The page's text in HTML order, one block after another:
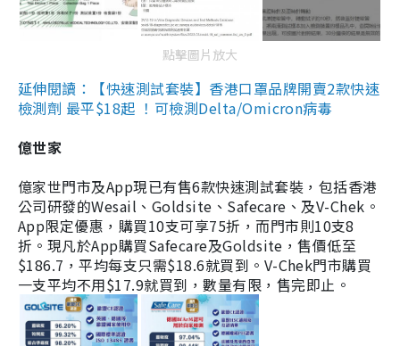
點擊圖片放大
延伸閱讀：【快速測試套裝】香港口罩品牌開賣2款快速
檢測劑 最平$18起 ！可檢測Delta/Omicron病毒
億世家
億家世門市及App現已有售6款快速測試套裝，包括香港
公司研發的Wesail、Goldsite、Safecare、及V-Chek。
App限定優惠，購買10支可享75折，而門市則10支8
折。現凡於App購買Safecare及Goldsite，售價低至
$186.7，平均每支只需$18.6就買到。V-Chek門市購買
一支平均不用$17.9就買到，數量有限，售完即止。